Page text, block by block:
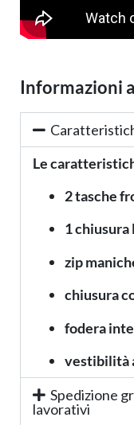
Informazioni
Le
2 tasche
1
zip
chiusura
fodera
vestibilità
Spedizione
lavorativi